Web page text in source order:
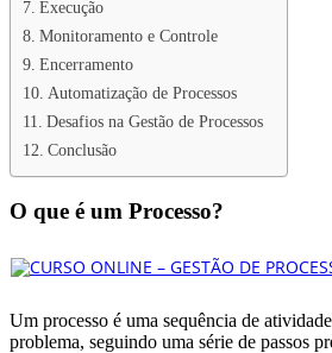
Execução
Monitoramento e Controle
Encerramento
Automatização de Processos
Desafios na Gestão de Processos
Conclusão
O que é um Processo?
Um processo é uma sequência de
problema, seguindo uma série de passos